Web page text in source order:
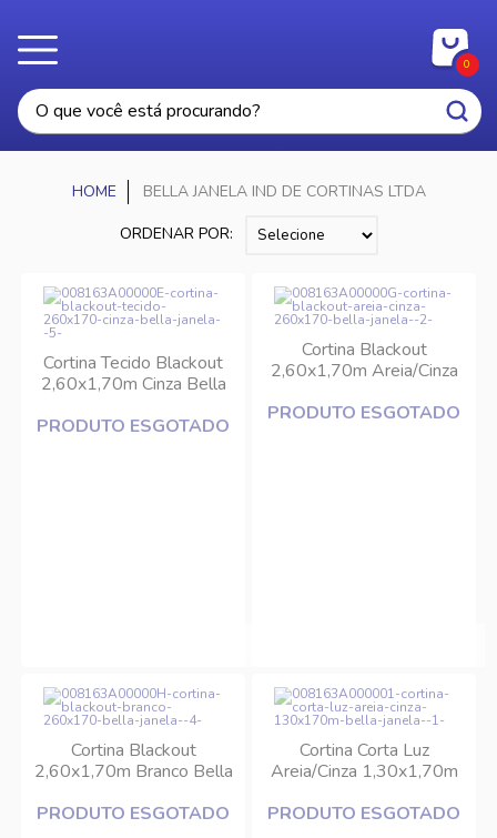
0
BELLA JANELA IND DE CORTINAS LTDA
ORDENAR POR:
Cortina Tecido Blackout
2,60x1,70m Cinza Bella
PRODUTO ESGOTADO
Cortina Blackout
2,60x1,70m Areia/Cinza
PRODUTO ESGOTADO
Cortina Blackout
2,60x1,70m Branco Bella
PRODUTO ESGOTADO
Cortina Corta Luz
Areia/Cinza 1,30x1,70m
PRODUTO ESGOTADO